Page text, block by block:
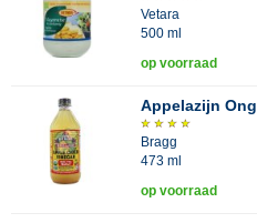
Vetara
500 ml
op voorraad
Appelazijn
Bragg
473 ml
op voorraad